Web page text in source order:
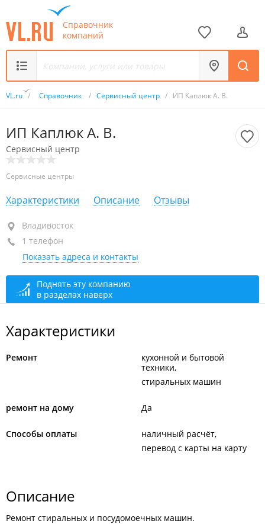
Справочник
компаний
VL.ru / Справочник / Сервисный центр / ИП Каплюк А. В.
ИП Каплюк А. В.
Сервисный центр
Сервисные центры
Характеристики Описание Отзывы
Владивосток
+7 (423) 270-56-22
закрыто, откроется через 48 мин.
Владивосток
1 телефон
Показать адреса и контакты
Поднять эту компанию
в разделах наверх
Характеристики
Ремонт
кухонной и бытовой
техники
стиральных машин
ремонт на дому Да
Способы оплаты
наличный расчёт
перевод с карты на карту
Описание
Ремонт стиральных и посудомоечных машин.